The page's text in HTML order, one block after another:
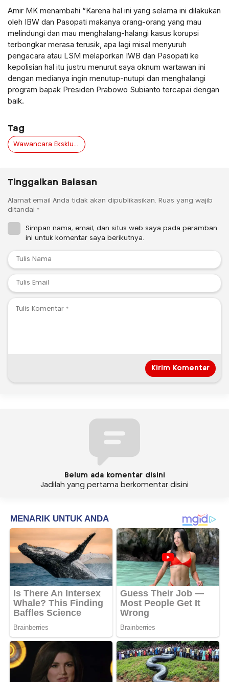
Amir MK menambahi “Karena hal ini yang selama ini dilakukan
oleh IBW dan Pasopati makanya orang-orang yang mau
melindungi dan mau menghalang-halangi kasus korupsi
terbongkar merasa terusik, apa lagi misal menyuruh
pengacara atau LSM melaporkan IWB dan Pasopati ke
kepolisian hal itu justru menurut saya oknum wartawan ini
dengan medianya ingin menutup-nutupi dan menghalangi
program bapak Presiden Prabowo Subianto tercapai dengan
baik.
Tag
Wawancara Eksklusif Keterkaitan Pengungkapan Perbuatan Melawan Hukum di Banyuwangi
Tinggalkan Balasan
Alamat email Anda tidak akan dipublikasikan. Ruas yang wajib
ditandai *
Simpan nama, email, dan situs web saya pada peramban
ini untuk komentar saya berikutnya.
Belum ada komentar disini
Jadilah yang pertama berkomentar disini